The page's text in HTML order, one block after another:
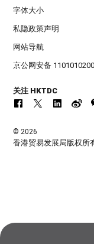
字体大小
私隐政策声明
网站导航
京公网安备
关注 HKTDC
© 2026
香港贸易发展局版权所